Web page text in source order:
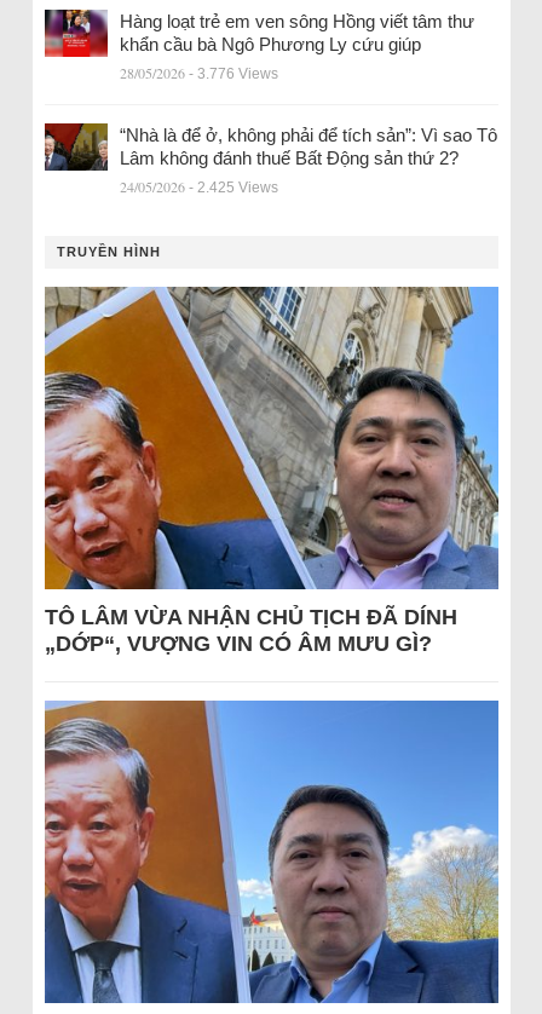
Hàng loạt trẻ em ven sông Hồng viết tâm thư
khẩn cầu bà Ngô Phương Ly cứu giúp
28/05/2026 - 3.776 Views
“Nhà là để ở, không phải để tích sản”: Vì sao Tô
Lâm không đánh thuế Bất Động sản thứ 2?
24/05/2026 - 2.425 Views
TRUYỀN HÌNH
TÔ LÂM VỪA NHẬN CHỦ TỊCH ĐÃ DÍNH
„DỚP“, VƯỢNG VIN CÓ ÂM MƯU GÌ?